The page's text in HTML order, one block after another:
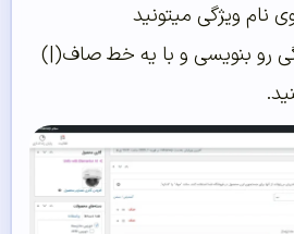
نام ویژگی میتونید
رو بنویسی و با یه خط صاف(|)